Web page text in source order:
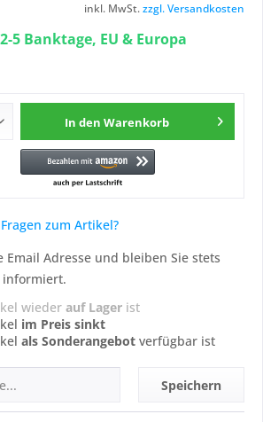
inkl. MwSt.zzgl. Versandkosten
5 Banktage, EU & Europa
In den Warenkorb
Fragen zum Artikel?
Email Adresse und bleiben Sie stets
informiert.
wieder auf Lager ist
im Preis sinkt
als Sonderangebot verfügbar ist
Speichern